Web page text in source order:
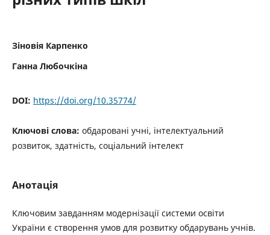
Зіновія Карпенко
Ганна Любочкіна
DOI: https://doi.org/10.35774/
Ключові слова: обдаровані учні, інтелектуальний
розвиток, здатність, соціальний інтелект
Анотація
Ключовим завданням модернізації системи освіти
України є створення умов для розвитку обдарувань учнів.